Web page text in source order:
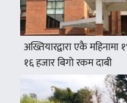
अख्तियारद्वारा एकै
१६ हजार बिगो रकम दाबी